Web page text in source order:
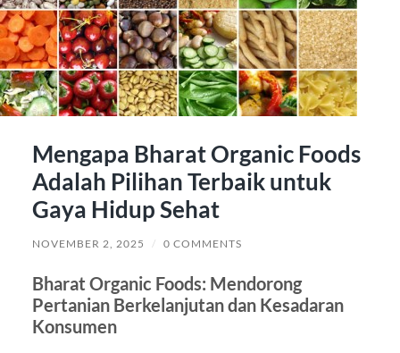
Mengapa Bharat Organic Foods
Adalah Pilihan Terbaik untuk
Gaya Hidup Sehat
NOVEMBER 2, 2025 / 0 COMMENTS
Bharat Organic Foods: Mendorong
Pertanian Berkelanjutan dan Kesadaran
Konsumen